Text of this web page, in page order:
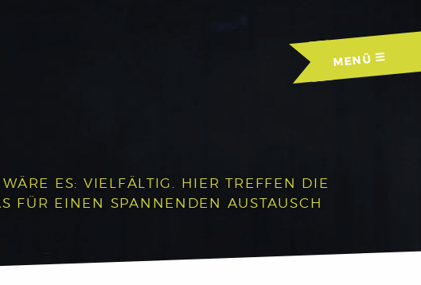
MENÜ
ES: VIELFÄLTIG. HIER TREFFEN DIE
FÜR EINEN SPANNENDEN AUSTAUSCH